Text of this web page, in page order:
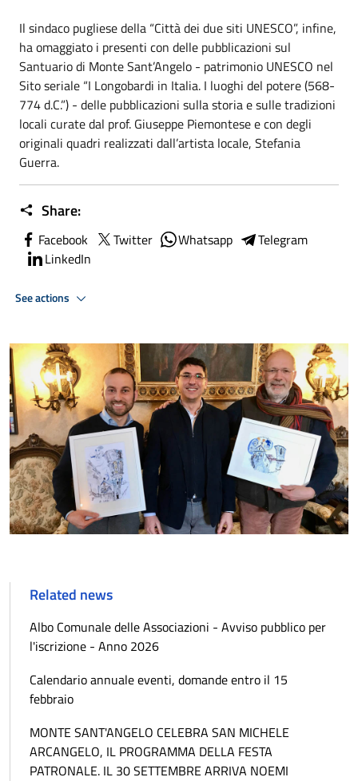
Il sindaco pugliese della “Città dei due siti UNESCO”, infine,
ha omaggiato i presenti con delle pubblicazioni sul
Santuario di Monte Sant’Angelo - patrimonio UNESCO nel
Sito seriale “I Longobardi in Italia. I luoghi del potere (568-
774 d.C.”) - delle pubblicazioni sulla storia e sulle tradizioni
locali curate dal prof. Giuseppe Piemontese e con degli
originali quadri realizzati dall’artista locale, Stefania
Guerra.
Share:
Facebook Twitter Whatsapp
Telegram
LinkedIn
See actions
Related news
Albo Comunale delle Associazioni - Avviso pubblico per
l'iscrizione - Anno 2026
Calendario annuale eventi, domande entro il 15
febbraio
MONTE SANT'ANGELO CELEBRA SAN MICHELE
ARCANGELO, IL PROGRAMMA DELLA FESTA
PATRONALE. IL 30 SETTEMBRE ARRIVA NOEMI